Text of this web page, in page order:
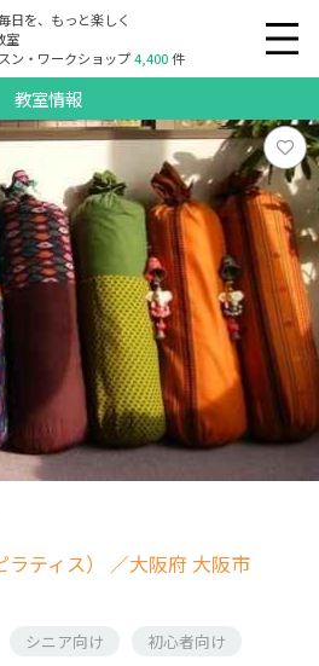
日を、もっと楽しく
室
ン・ワークショップ4,400件
教室情報
ティス） ／大阪府 大阪市
シニア向け
初心者向け